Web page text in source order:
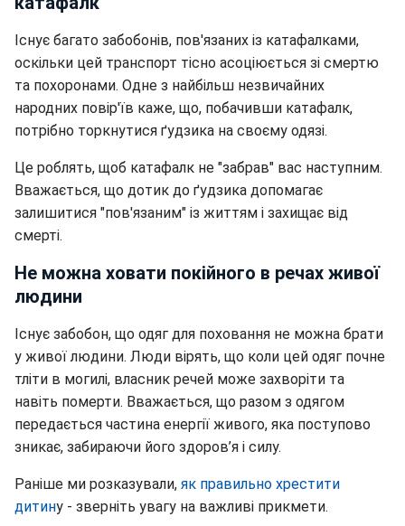
Існує багато забобонів, пов'язаних із катафалками,
оскільки цей транспорт тісно асоціюється зі смертю
та похоронами. Одне з найбільш незвичайних
народних повір'їв каже, що, побачивши катафалк,
потрібно торкнутися ґудзика на своєму одязі.
Це роблять, щоб катафалк не "забрав" вас наступним.
Вважається, що дотик до ґудзика допомагає
залишитися "пов'язаним" із життям і захищає від
смерті.
Не можна ховати покійного в речах живої
людини
Існує забобон, що одяг для поховання не можна брати
у живої людини. Люди вірять, що коли цей одяг почне
тліти в могилі, власник речей може захворіти та
навіть померти. Вважається, що разом з одягом
передається частина енергії живого, яка поступово
зникає, забираючи його здоров’я і силу.
Раніше ми розказували, як правильно хрестити
дитину - зверніть увагу на важливі прикмети.